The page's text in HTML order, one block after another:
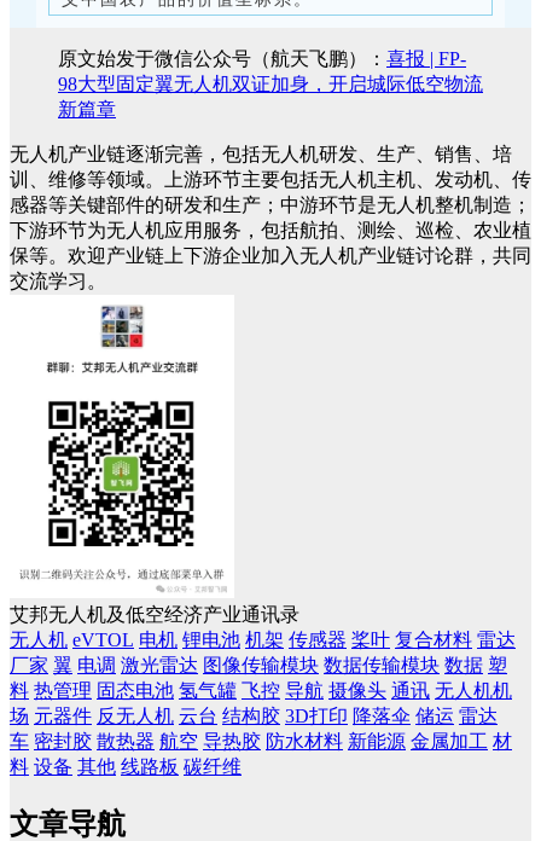
原文始发于微信公众号（航天飞鹏）： 喜报 | FP-
98大型固定翼无人机双证加身，开启城际低空物流
新篇章
无人机产业链逐渐完善，包括无人机研发、生产、销售、培
训、维修等领域。上游环节主要包括无人机主机、发动机、传
感器等关键部件的研发和生产；中游环节是无人机整机制造；
下游环节为无人机应用服务，包括航拍、测绘、巡检、农业植
保等。欢迎产业链上下游企业加入无人机产业链讨论群，共同
交流学习。
艾邦无人机及低空经济产业通讯录
无人机 eVTOL 电机 锂电池 机架 传感器 桨叶 复合材料 雷达
厂家 翼 电调 激光雷达 图像传输模块 数据传输模块 数据 塑
料 热管理 固态电池 氢气罐 飞控 导航 摄像头 通讯 无人机机
场 元器件 反无人机 云台 结构胶 3D打印 降落伞 储运 雷达
车 密封胶 散热器 航空 导热胶 防水材料 新能源 金属加工 材
料 设备 其他 线路板 碳纤维
文章导航